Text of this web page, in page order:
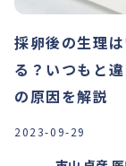
採卵後の生理は
る？いつもと
の原因を解説
2023-09-29